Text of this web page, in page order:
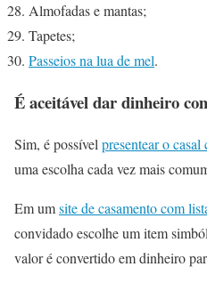
Almofadas e mantas;
Tapetes;
Passeios na lua de mel.
É aceitável dar dinheiro
Sim, é possível presentear o
uma escolha cada vez mais
Em umsite de casamento com
convidado escolhe um item
valor é convertido em dinheiro